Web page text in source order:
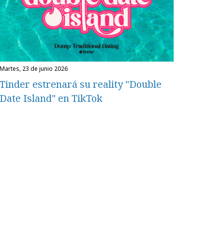
martes, 23 de junio 2026
Tinder estrenará su reality "Double
Date Island" en TikTok